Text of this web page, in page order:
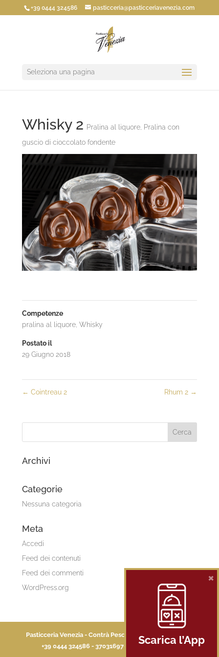
+39 0444 324586 pasticceria@pasticceriavenezia.com
Seleziona una pagina
Whisky 2 Pralina al liquore, Pralina con
guscio di cioccolato fondente
Competenze
pralina al liquore, Whisky
Postato il
29 Giugno 2018
← Cointreau 2 Rhum 2 →
Archivi
Categorie
Nessuna categoria
Meta
Accedi
Feed dei contenuti
Feed dei commenti
WordPress.org
Pasticceria Venezia - Contrà Pescaria 4 - 36100 Vicenza -
+39 0444 324586 - 3703169705 -
Privacy Policy
Scarica l’App
×